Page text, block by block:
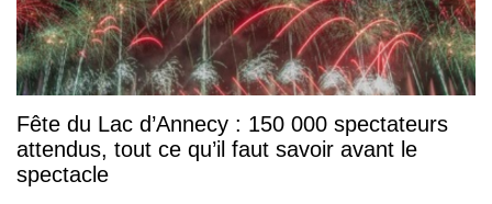
Fête du Lac d’Annecy : 150 000 spectateurs
attendus, tout ce qu’il faut savoir avant le
spectacle